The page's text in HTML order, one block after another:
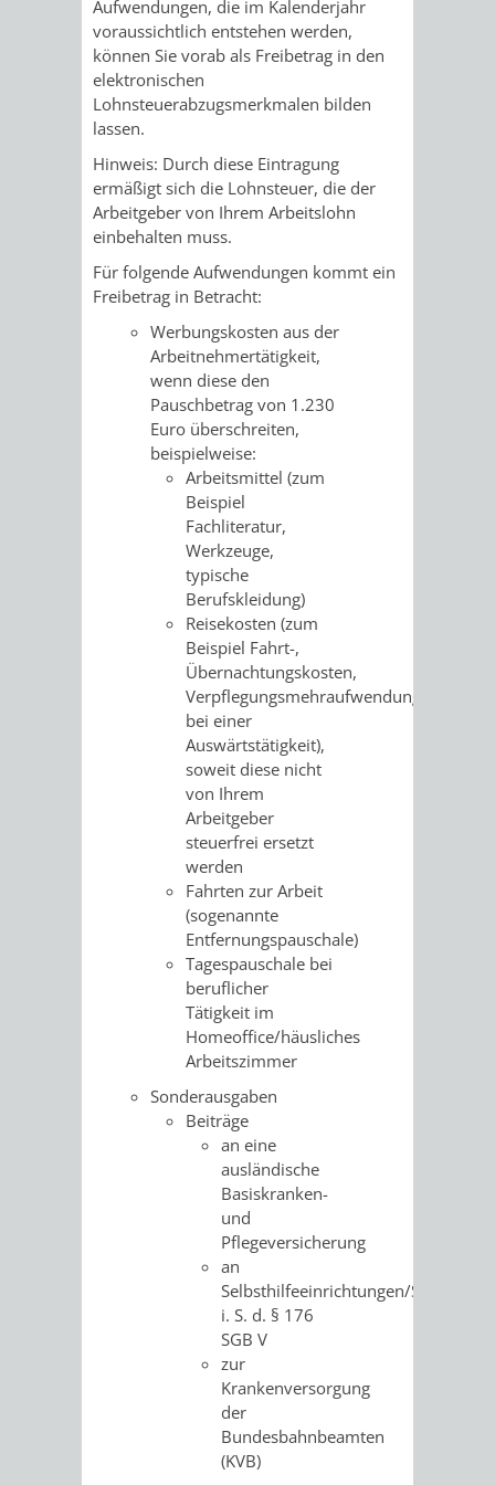
HILFE
MENSCHEN
MIT
BEHINDERUNG
MENSCHEN
MIT
DEMENZ
MIGRANTEN
/
FLÜCHTLINGE
BAUHERREN
BAUHERRENBERATUNG
GRUNDSTÜCKSWERTERMITTLUNG
DENKMALSCHUTZ
AUFGABEN
DER
UNTEREN
DENKMALSCHUTZBEHÖRDE
STEUERVORTEILE
SATZUNGEN
IM
BEREICH
DENKMALSCHUTZ
GENEHMIGUNGSVERFAHREN
TAG
DES
OFFENEN
DENKMALS
VERKAUF
STÄDTISCHER
BAUPLÄTZE
VERKAUF
STÄDTISCHER
HÄUSER
/
LIEGENSCHAFTEN
ABWASSERBESEITIGUNG
ERSCHLIESSUNGSBEITRAG
ANTRAGSVERFAHREN
VERMIETE
STADT
WIEDERVERMIETUNGSPRÄMIE
BERATUNGSERGEBNISSE
TAGESORDNUNG
UMLEGUNGSAUSSCHUSS
BERATENDE
AUSSCHÜSSE
RATHAUS
BÜRGERMEISTER
DEZERNATE
UND
AMT
AMT
Aufwendungen, die im Kalenderjahr
voraussichtlich entstehen werden,
können Sie vorab als Freibetrag in den
elektronischen
Lohnsteuerabzugsmerkmalen bilden
lassen.
Hinweis: Durch diese Eintragung
ermäßigt sich die Lohnsteuer, die der
Arbeitgeber von Ihrem Arbeitslohn
einbehalten muss.
Für folgende Aufwendungen kommt ein
Freibetrag in Betracht:
Werbungskosten aus der
Arbeitnehmertätigkeit,
wenn diese den
Pauschbetrag von 1.230
Euro überschreiten,
beispielweise:
Arbeitsmittel (zum
Beispiel
Fachliteratur,
Werkzeuge,
typische
Berufskleidung)
Reisekosten (zum
Beispiel Fahrt-,
Übernachtungskosten,
Verpflegungsmehraufwendungen
bei einer
Auswärtstätigkeit),
soweit diese nicht
von Ihrem
Arbeitgeber
steuerfrei ersetzt
werden
Fahrten zur Arbeit
(sogenannte
Entfernungspauschale)
Tagespauschale bei
beruflicher
Tätigkeit im
Homeoffice/häusliches
Arbeitszimmer
Sonderausgaben
Beiträge
an eine
ausländische
Basiskranken-
und
Pflegeversicherung
an
Selbsthilfeeinrichtungen/
i. S. d. § 176
SGB V
zur
Krankenversorgung
der
Bundesbahnbeamten
(KVB)